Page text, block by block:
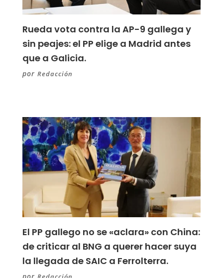
Rueda vota contra la AP-9 gallega y
sin peajes: el PP elige a Madrid antes
que a Galicia.
por Redacción
El PP gallego no se «aclara» con China:
de criticar al BNG a querer hacer suya
la llegada de SAIC a Ferrolterra.